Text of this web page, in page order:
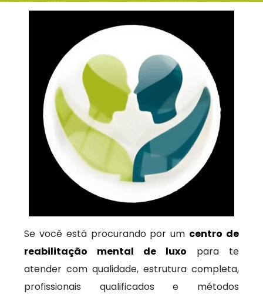
Se você está procurando por um centro de
reabilitação mental de luxo para te
atender com qualidade, estrutura completa,
profissionais qualificados e métodos